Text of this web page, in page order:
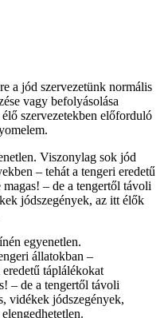
a jód szervezetünk normális
vagy befolyásolása
szervezetekben előforduló
Viszonylag sok jód
– tehát a tengeri eredetű
– de a tengertől távoli
jódszegények, az itt élők